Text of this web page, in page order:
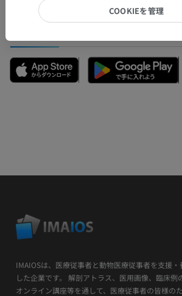
IMAIOSは、医療従事者と動物医療従事者を支援
した企業です。 解剖アトラス、医用画像、臨床例
オンライン講座等を通して、医療従事者の皆様の
COOKIEを管理